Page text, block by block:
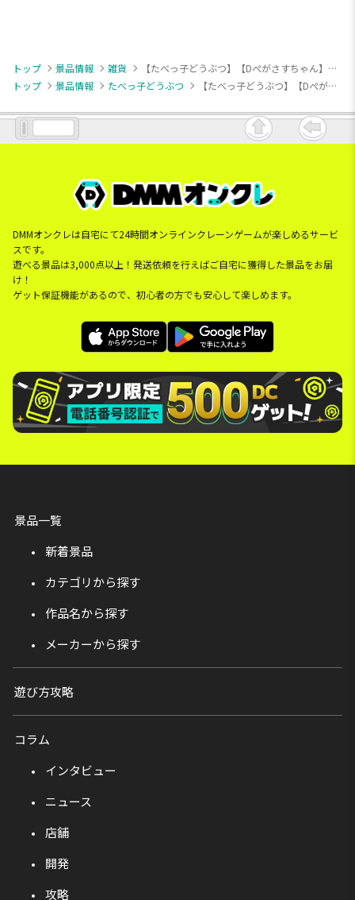
トップ 景品情報 雑貨
【たべっ子どうぶつ】【Dぺがさすちゃん】たべっ子どうぶつ THE MOVIE ぽってりお手玉第2弾
トップ
景品情報 たべっ子どうぶつ 【たべっ子どうぶつ】【Dぺがさすちゃん】たべっ子どうぶつ THE MOVIE ぽってりお手玉第2弾
DMMオンクレは自宅にて24時間オンラインクレーンゲームが楽しめるサービ
スです。
遊べる景品は3,000点以上！発送依頼を行えばご自宅に獲得した景品をお届
け！
ゲット保証機能があるので、初心者の方でも安心して楽しめます。
景品一覧
新着景品
カテゴリから探す
作品名から探す
メーカーから探す
遊び方攻略
コラム
インタビュー
ニュース
店舗
開発
攻略